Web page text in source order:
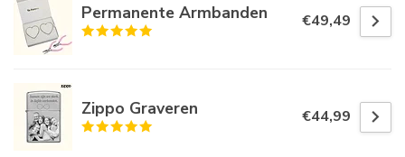
Permanente Armbanden €49,49
Zippo Graveren €44,99